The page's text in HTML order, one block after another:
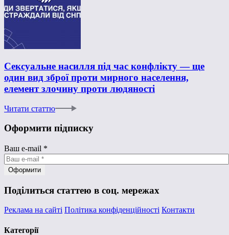
Сексуальне насилля під час конфлікту — ще
один вид зброї проти мирного населення,
елемент злочину проти людяності
Читати статтю
Оформити підписку
Ваш e-mail *
Поділиться статтею в соц. мережах
Реклама на сайті Політика конфіденційності Контакти
Категорії